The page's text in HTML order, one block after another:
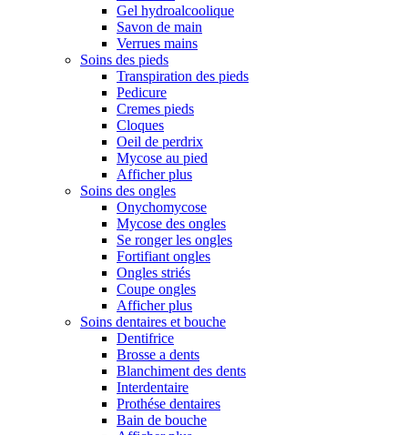
Gel hydroalcoolique
Savon de main
Verrues mains
Soins des pieds
Transpiration des pieds
Pedicure
Cremes pieds
Cloques
Oeil de perdrix
Mycose au pied
Afficher plus
Soins des ongles
Onychomycose
Mycose des ongles
Se ronger les ongles
Fortifiant ongles
Ongles striés
Coupe ongles
Afficher plus
Soins dentaires et bouche
Dentifrice
Brosse a dents
Blanchiment des dents
Interdentaire
Prothése dentaires
Bain de bouche